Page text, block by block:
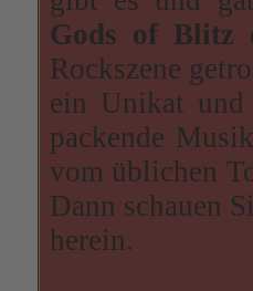
Gods of Blitz
Rockszene
ein Unikat
packende
vom üblichen
Dann schauen
herein.